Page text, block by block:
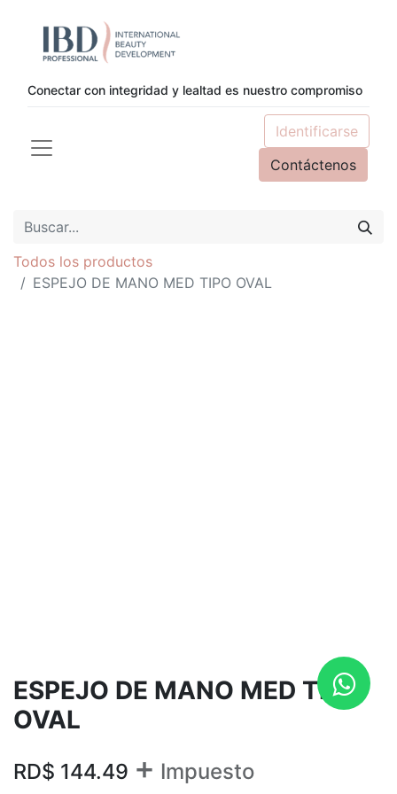
Conectar con integridad y lealtad es nuestro compromiso
Identificarse
Contáctenos
Todos los productos
ESPEJO DE MANO MED TIPO OVAL
ESPEJO DE MANO MED TIPO
OVAL
RD$ 144.49 + Impuesto